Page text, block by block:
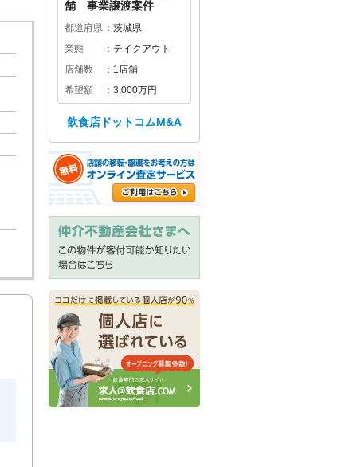
舗 事業譲渡案件
都道府県
茨城県
業態
テイクアウト
店舗数
1店舗
希望額
3,000万円
飲食店ドットコムM&A